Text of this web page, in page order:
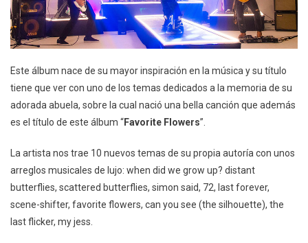
Este álbum nace de su mayor inspiración en la música y su título
tiene que ver con uno de los temas dedicados a la memoria de su
adorada abuela, sobre la cual nació una bella canción que además
es el título de este álbum “Favorite Flowers”.
La artista nos trae 10 nuevos temas de su propia autoría con unos
arreglos musicales de lujo: when did we grow up? distant
butterflies, scattered butterflies, simon said, 72, last forever,
scene-shifter, favorite flowers, can you see (the silhouette), the
last flicker, my jess.